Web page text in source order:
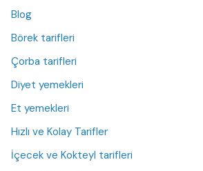
Blog
Börek tarifleri
Çorba tarifleri
Diyet yemekleri
Et yemekleri
Hızlı ve Kolay Tarifler
İçecek ve Kokteyl tarifleri